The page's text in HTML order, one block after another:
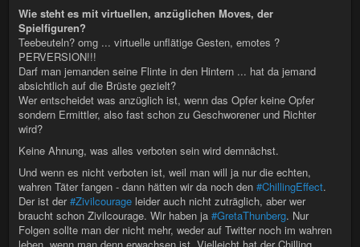
Wie steht es mit virtuellen, anzüglichen Moves, der
Spielfiguren?
Teebeuteln? omg ... virtuelle unflätige Gesten, emotes ?
PERVERSION!!!
Darf man jemanden seine Flinte in den Hintern ... hat da jemand
absichtlich auf die Brüste gezielt?
Wer entscheidet was anzüglich ist, wenn das Opfer keine Opfer
sondern Ermittler, also fast schon zu Geschworener und Richter
wird?
Keine Ahnung, was alles verboten sein wird demnächst.
Und wenn es nicht verboten ist, weil man will ja nur die echten,
wahren Täter fangen - dann hätten wir da noch den #ChillingEffect.
Der ist der#Zivilcourage leider auch nicht zuträglich, aber wer
braucht schon Zivilcourage. Wir haben ja #GretaThunberg. Nur
Folgen sollte man der nicht mehr, weder auf Twitter noch im wahren
leben, wenn man denn erwachsen ist. Vielleicht hat der Chilling